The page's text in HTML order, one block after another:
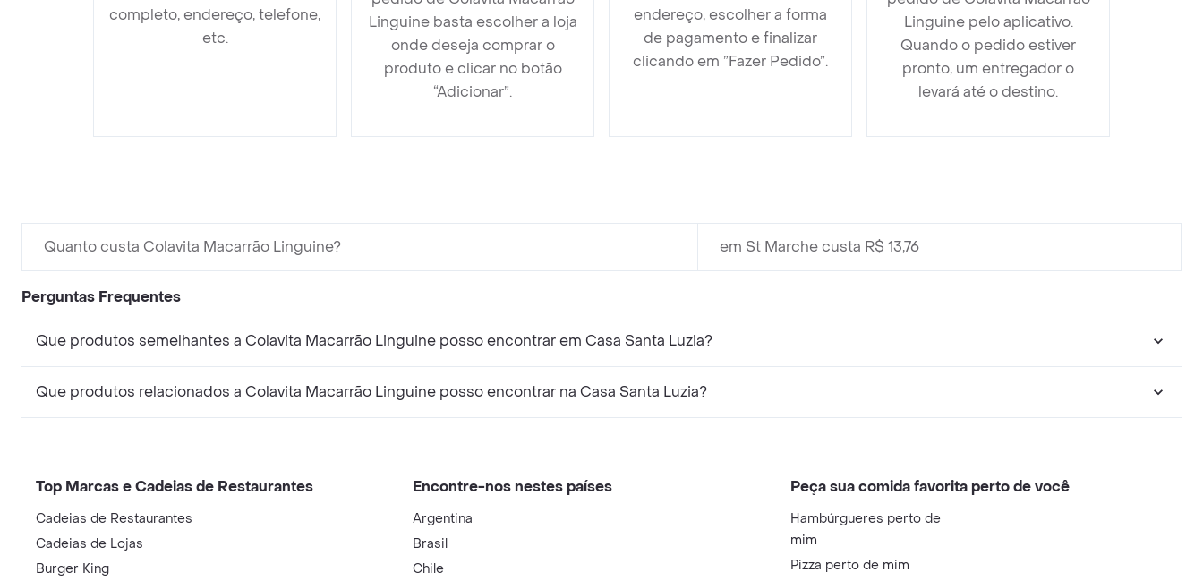
completo, endereço, telefone,
etc.
Linguine basta escolher a loja
onde deseja comprar o
produto e clicar no botão
“Adicionar”.
endereço, escolher a forma
de pagamento e finalizar
clicando em ”Fazer Pedido”.
Linguine pelo aplicativo.
Quando o pedido estiver
pronto, um entregador o
levará até o destino.
Quanto custa Colavita Macarrão Linguine? em St Marche custa R$ 13,76
Perguntas Frequentes
Que produtos semelhantes a Colavita Macarrão Linguine posso encontrar em Casa Santa Luzia?
Que produtos relacionados a Colavita Macarrão Linguine posso encontrar na Casa Santa Luzia?
Top Marcas e Cadeias de Restaurantes
Cadeias de Restaurantes
Cadeias de Lojas
Burger King
Encontre-nos nestes países
Argentina
Brasil
Chile
Peça sua comida favorita perto de você
Hambúrgueres perto de
mim
Pizza perto de mim